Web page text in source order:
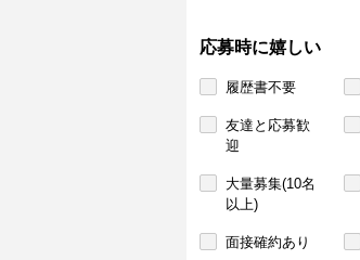
応募時に嬉しい
履歴書不要
友達と応募歓
迎
大量募集(10名
以上)
面接確約あり